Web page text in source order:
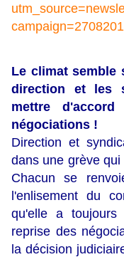
Le climat semble
direction et les
mettre
négociations !
Direction et
dans une grève
Chacun se
l'enlisement du
qu'elle a
reprise des
la décision